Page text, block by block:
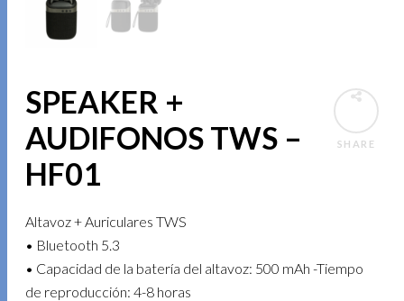
SHARE
SPEAKER +
AUDIFONOS TWS –
HF01
Altavoz + Auriculares TWS
• Bluetooth 5.3
• Capacidad de la batería del altavoz: 500 mAh -Tiempo
de reproducción: 4-8 horas